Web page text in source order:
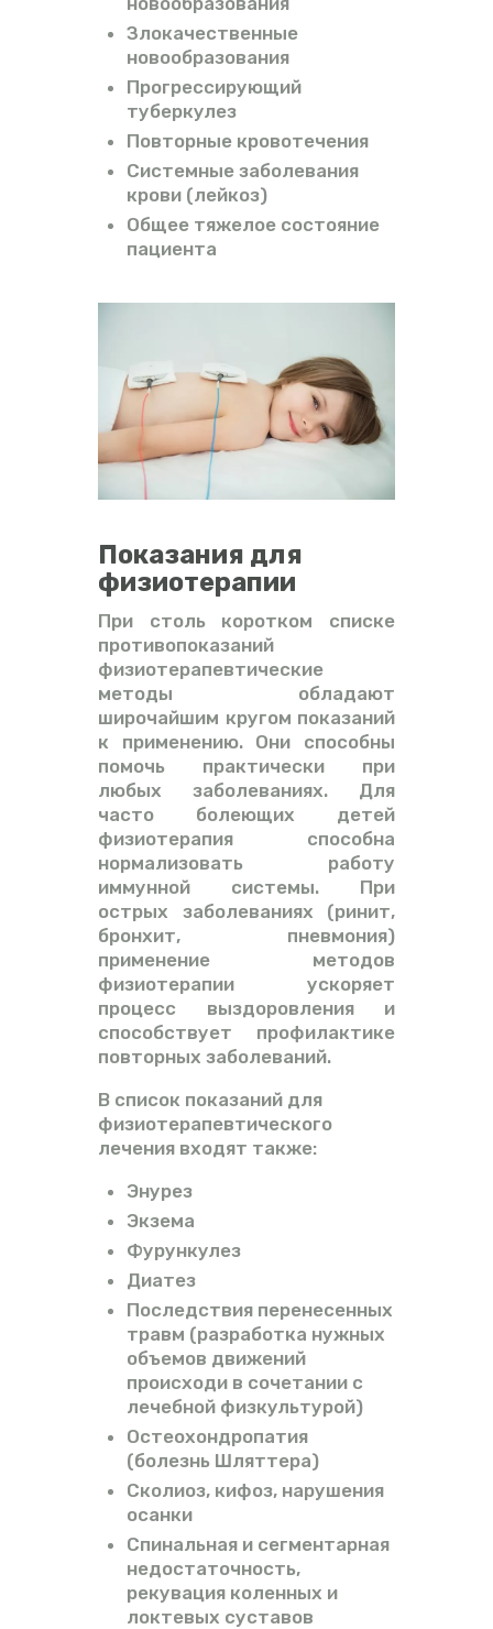
Злокачественные
новообразования
Прогрессирующий
туберкулез
Повторные кровотечения
Системные заболевания
крови (лейкоз)
Общее тяжелое состояние
пациента
Показания для
физиотерапии
При столь коротком списке
противопоказаний
физиотерапевтические
методы обладают
широчайшим кругом показаний
к применению. Они способны
помочь практически при
любых заболеваниях. Для
часто болеющих детей
физиотерапия способна
нормализовать работу
иммунной системы. При
острых заболеваниях (ринит,
бронхит, пневмония)
применение методов
физиотерапии ускоряет
процесс выздоровления и
способствует профилактике
повторных заболеваний.
В список показаний для
физиотерапевтического
лечения входят также:
Энурез
Экзема
Фурункулез
Диатез
Последствия перенесенных
травм (разработка нужных
объемов движений
происходи в сочетании с
лечебной физкультурой)
Остеохондропатия
(болезнь Шляттера)
Сколиоз, кифоз, нарушения
осанки
Спинальная и сегментарная
недостаточность,
рекувация коленных и
локтевых суставов